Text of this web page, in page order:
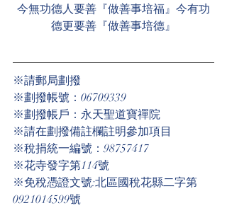
今無功德人要善『做善事培福』今有功
德更要善『做善事培德』
※請郵局劃撥
※劃撥帳號：06709339
※劃撥帳戶：永天聖道寶禪院
※請在劃撥備註欄註明參加項目
※稅捐統一編號：98757417
※花寺發字第114號
※免稅憑證文號:北區國稅花縣二字第
0921014599號